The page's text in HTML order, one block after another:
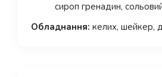
сироп гренадин,
Обладнання: келих, шейкер,